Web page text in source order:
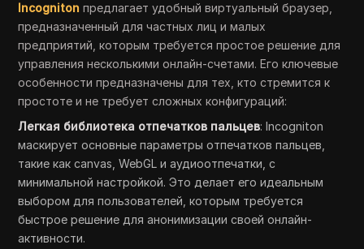
Incogniton предлагает удобный виртуальный браузер,
предназначенный для частных лиц и малых
предприятий, которым требуется простое решение для
управления несколькими онлайн-счетами. Его ключевые
особенности предназначены для тех, кто стремится к
простоте и не требует сложных конфигураций:
Легкая библиотека отпечатков пальцев: Incogniton
маскирует основные параметры отпечатков пальцев,
такие как canvas, WebGL и аудиоотпечатки, с
минимальной настройкой. Это делает его идеальным
выбором для пользователей, которым требуется
быстрое решение для анонимизации своей онлайн-
активности.